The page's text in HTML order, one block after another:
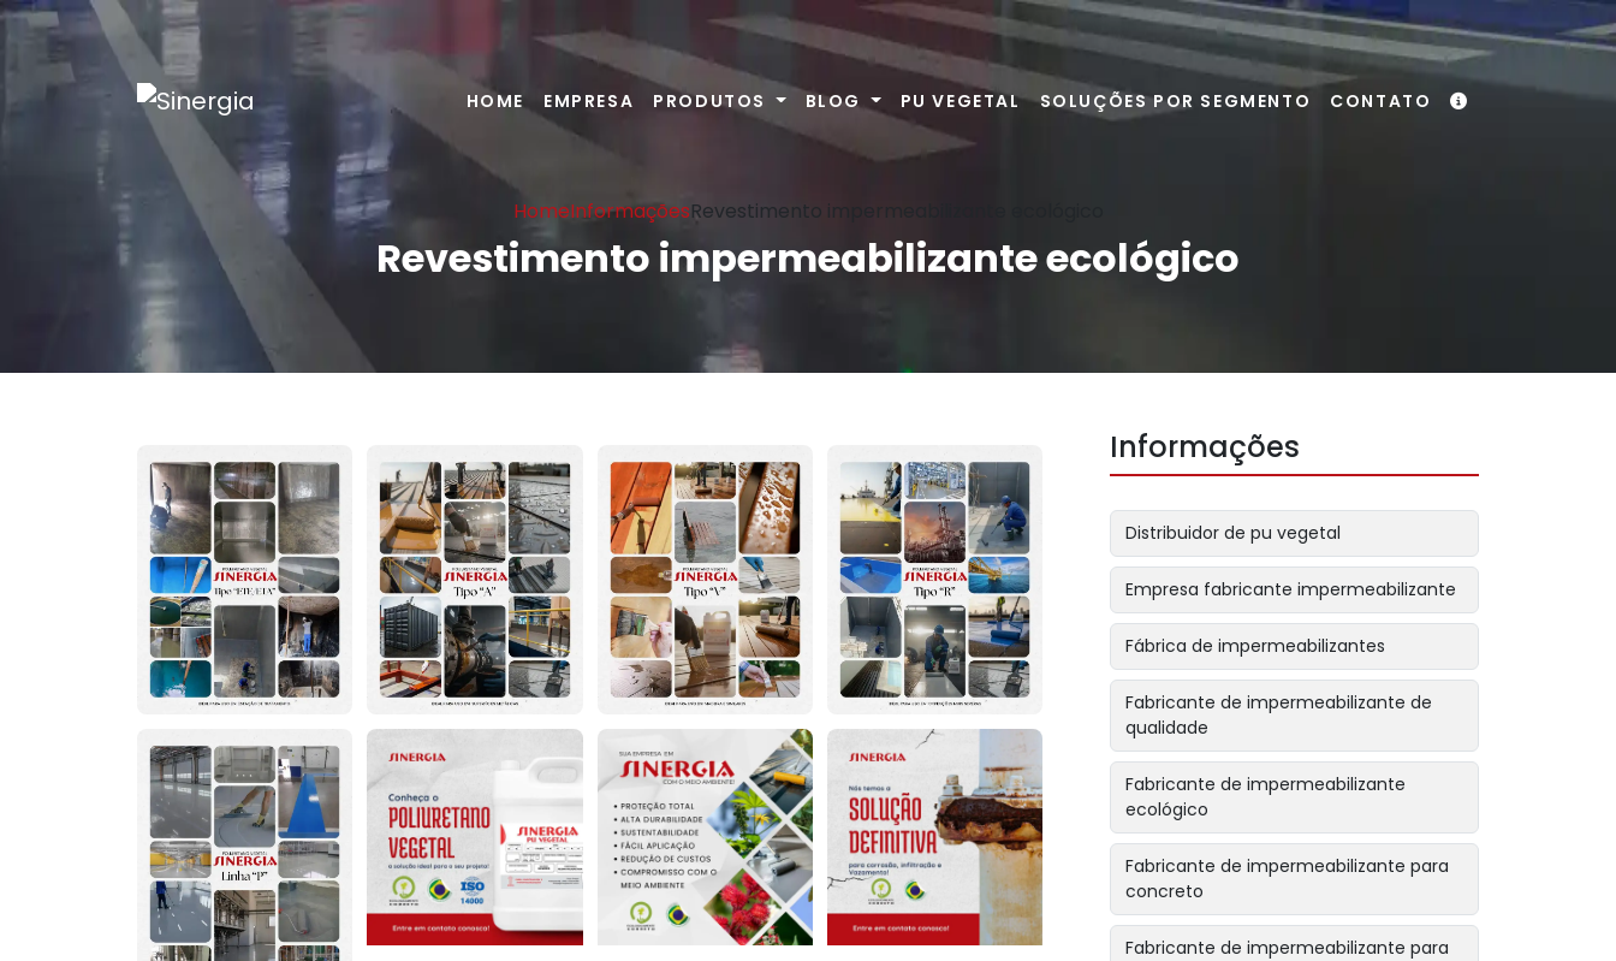
HOME EMPRESA PRODUTOS BLOG PU VEGETAL SOLUÇÕES POR SEGMENTO CONTATO
HomeInformaçõesRevestimento impermeabilizante ecológico
Revestimento impermeabilizante ecológico
Informações
Distribuidor de pu vegetal
Empresa fabricante impermeabilizante
Fábrica de impermeabilizantes
Fabricante de impermeabilizante de
qualidade
Fabricante de impermeabilizante
ecológico
Fabricante de impermeabilizante para
concreto
Fabricante de impermeabilizante para